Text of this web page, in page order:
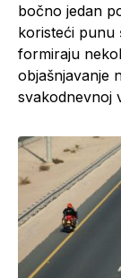
bočno jedan
koristeći punu
formiraju
objašnjavanje
svakodnevnoj